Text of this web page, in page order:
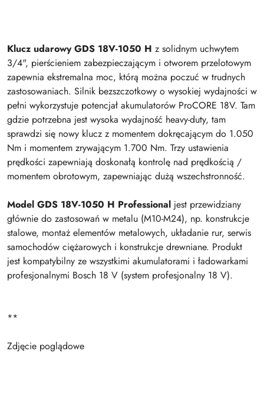
Klucz udarowy GDS 18V-1050 H z solidnym uchwytem
3/4", pierścieniem zabezpieczającym i otworem przelotowym
zapewnia ekstremalna moc, którą można poczuć w trudnych
zastosowaniach. Silnik bezszczotkowy o wysokiej wydajności w
pełni wykorzystuje potencjał akumulatorów ProCORE 18V. Tam
gdzie potrzebna jest wysoka wydajność heavy-duty, tam
sprawdzi się nowy klucz z momentem dokręcającym do 1.050
Nm i momentem zrywającym 1.700 Nm. Trzy ustawienia
prędkości zapewniają doskonałą kontrolę nad prędkością /
momentem obrotowym, zapewniając dużą wszechstronność.
Model GDS 18V-1050 H Professional jest przewidziany
głównie do zastosowań w metalu (M10-M24), np. konstrukcje
stalowe, montaż elementów metalowych, układanie rur, serwis
samochodów ciężarowych i konstrukcje drewniane. Produkt
jest kompatybilny ze wszystkimi akumulatorami i ładowarkami
profesjonalnymi Bosch 18 V (system profesjonalny 18 V).
**
Zdjęcie poglądowe